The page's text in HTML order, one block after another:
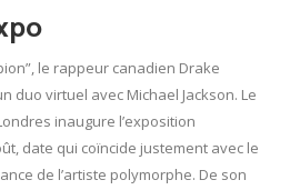
le rappeur canadien Drake
duo virtuel avec Michael Jackson. Le
inaugure l’exposition
date qui coïncide justement avec le
de l’artiste polymorphe. De son